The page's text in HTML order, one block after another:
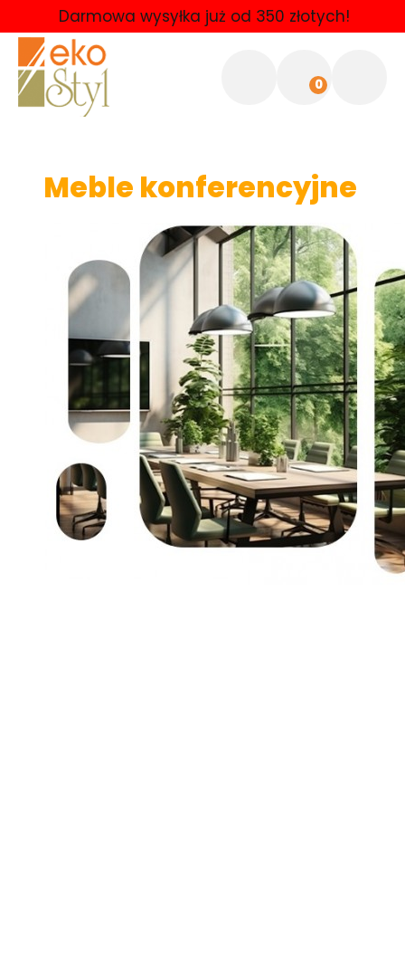
Darmowa wysyłka już od 350 złotych!
0
Meble konferencyjne